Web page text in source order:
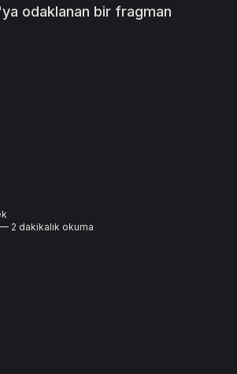
odaklanan bir fragman
2 dakikalık okuma